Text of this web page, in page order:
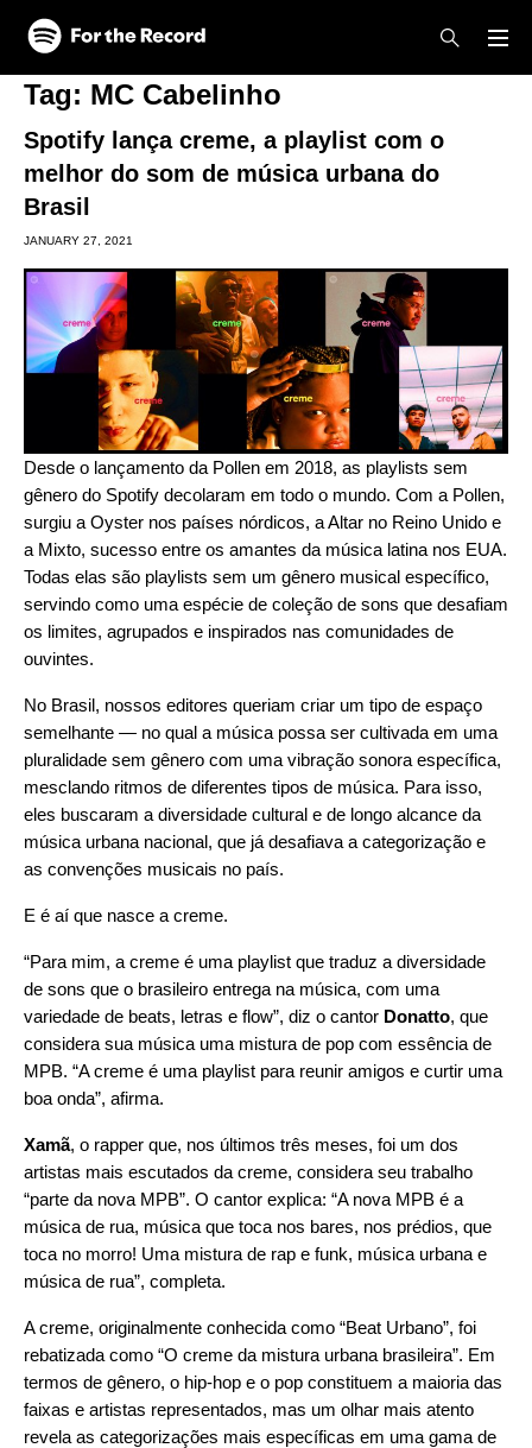
Skip to main content
Skip to footer
Tag: MC Cabelinho
Spotify lança creme, a playlist com o
melhor do som de música urbana do
Brasil
JANUARY 27, 2021
Desde o lançamento da Pollen em 2018, as playlists sem
gênero do Spotify decolaram em todo o mundo. Com a Pollen,
surgiu a Oyster nos países nórdicos, aAltar no Reino Unido e
a Mixto, sucesso entre os amantes da música latina nos EUA.
Todas elas são playlists sem um gênero musical específico,
servindo como uma espécie de coleção de sons que desafiam
os limites, agrupados e inspirados nas comunidades de
ouvintes.
No Brasil, nossos editores queriam criar um tipo de espaço
semelhante — no qual a música possa ser cultivada em uma
pluralidade sem gênero com uma vibração sonora específica,
mesclando ritmos de diferentes tipos de música. Para isso,
eles buscaram a diversidade cultural e de longo alcance da
música urbana nacional, que já desafiava a categorização e
as convenções musicais no país.
E é aí que nasce a creme.
“Para mim, a creme é uma playlist que traduz a diversidade
de sons que o brasileiro entrega na música, com uma
variedade de beats, letras e flow”, diz o cantor Donatto, que
considera sua música uma mistura de pop com essência de
MPB. “A creme é uma playlist para reunir amigos e curtir uma
boa onda”, afirma.
Xamã, o rapper que, nos últimos três meses, foi um dos
artistas mais escutados da creme, considera seu trabalho
“parte da nova MPB”. O cantor explica: “A nova MPB é a
música de rua, música que toca nos bares, nos prédios, que
toca no morro! Uma mistura de rap e funk, música urbana e
música de rua”, completa.
A creme, originalmente conhecida como “Beat Urbano”, foi
rebatizada como “O creme da mistura urbana brasileira”. Em
termos de gênero, o hip-hop e o pop constituem a maioria das
faixas e artistas representados, mas um olhar mais atento
revela as categorizações mais específicas em uma gama de